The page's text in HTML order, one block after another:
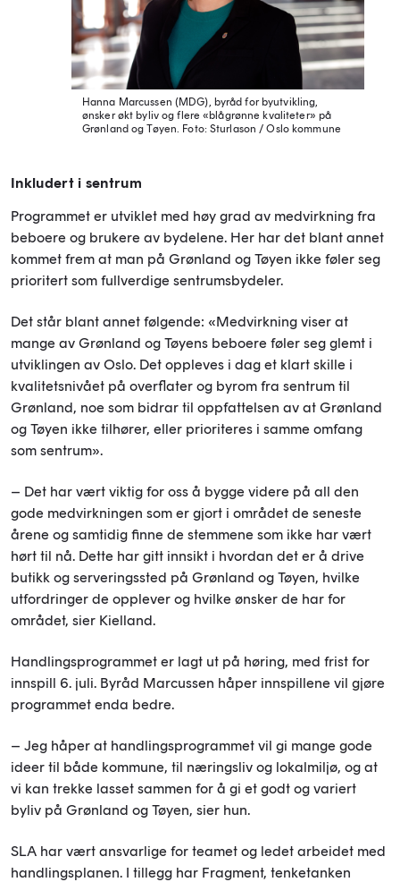
Hanna Marcussen (MDG), byråd for byutvikling,
ønsker økt byliv og flere «blågrønne kvaliteter» på
Grønland og Tøyen. Foto: Sturlason / Oslo kommune
Inkludert i sentrum
Programmet er utviklet med høy grad av medvirkning fra
beboere og brukere av bydelene. Her har det blant annet
kommet frem at man på Grønland og Tøyen ikke føler seg
prioritert som fullverdige sentrumsbydeler.
Det står blant annet følgende: «Medvirkning viser at
mange av Grønland og Tøyens beboere føler seg glemt i
utviklingen av Oslo. Det oppleves i dag et klart skille i
kvalitetsnivået på overflater og byrom fra sentrum til
Grønland, noe som bidrar til oppfattelsen av at Grønland
og Tøyen ikke tilhører, eller prioriteres i samme omfang
som sentrum».
– Det har vært viktig for oss å bygge videre på all den
gode medvirkningen som er gjort i området de seneste
årene og samtidig finne de stemmene som ikke har vært
hørt til nå. Dette har gitt innsikt i hvordan det er å drive
butikk og serveringssted på Grønland og Tøyen, hvilke
utfordringer de opplever og hvilke ønsker de har for
området, sier Kielland.
Handlingsprogrammet er lagt ut på høring, med frist for
innspill 6. juli. Byråd Marcussen håper innspillene vil gjøre
programmet enda bedre.
– Jeg håper at handlingsprogrammet vil gi mange gode
ideer til både kommune, til næringsliv og lokalmiljø, og at
vi kan trekke lasset sammen for å gi et godt og variert
byliv på Grønland og Tøyen, sier hun.
SLA har vært ansvarlige for teamet og ledet arbeidet med
handlingsplanen. I tillegg har Fragment, tenketanken